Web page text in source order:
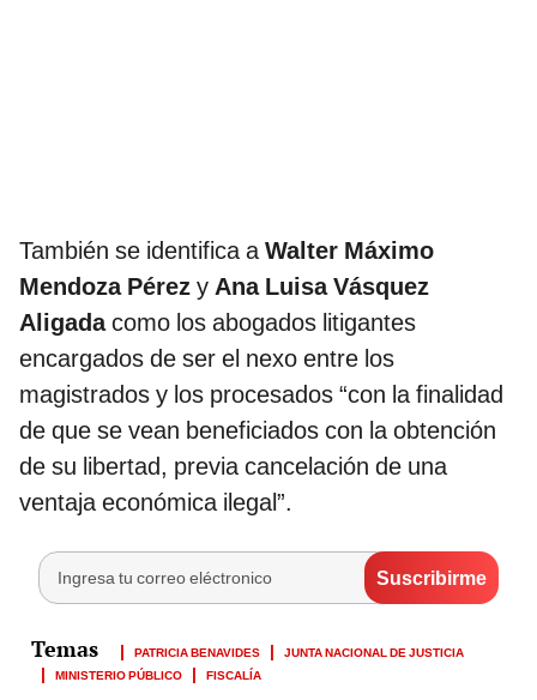
También se identifica aWalter Máximo
Mendoza Pérez y Ana Luisa Vásquez
Aligadacomo los abogados litigantes
encargados de ser el nexo entre los
magistrados y los procesados “con la finalidad
de que se vean beneficiados con la obtención
de su libertad, previa cancelación de una
ventaja económica ilegal”.
PATRICIA BENAVIDES
JUNTA NACIONAL DE JUSTICIA
MINISTERIO PÚBLICO
FISCALÍA